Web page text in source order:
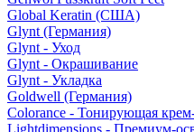
Global Keratin (США)
Glynt (Германия)
Glynt - Уход
Glynt - Окрашивание
Glynt - Укладка
Goldwell (Германия)
Colorance - Тонирующая
Lightdimensions - Премиум-